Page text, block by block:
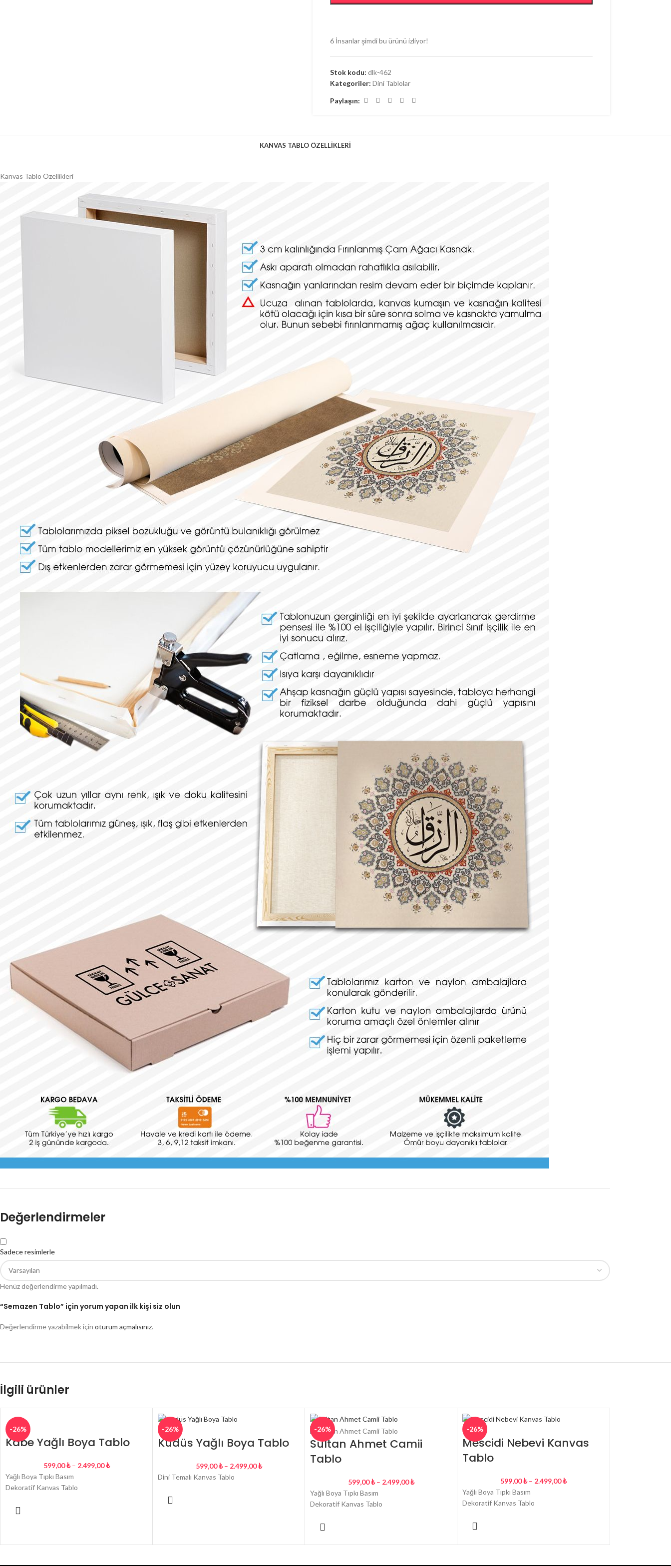
6 İnsanlar şimdi bu ürünü izliyor!
Stok kodu: dlk-462
Kategoriler: Dini Tablolar
Paylaşın:
KANVAS TABLO ÖZELLIKLERI
Kanvas Tablo Özellikleri
Değerlendirmeler
Sadece resimlerle
Henüz değerlendirme yapılmadı.
“Semazen Tablo” için yorum yapan ilk kişi siz olun
Değerlendirme yazabilmek için oturum açmalısınız.
İlgili ürünler
-26%
Kabe Yağlı Boya Tablo
599,00₺ – 2.499,00₺
Yağlı Boya Tıpkı Basım
Dekoratif Kanvas Tablo
-26%
Kudüs Yağlı Boya Tablo
599,00₺ – 2.499,00₺
Dini Temalı Kanvas Tablo
-26%
Sultan Ahmet Camii
Tablo
599,00₺ – 2.499,00₺
Yağlı Boya Tıpkı Basım
Dekoratif Kanvas Tablo
-26%
Mescidi Nebevi Kanvas
Tablo
599,00₺ – 2.499,00₺
Yağlı Boya Tıpkı Basım
Dekoratif Kanvas Tablo